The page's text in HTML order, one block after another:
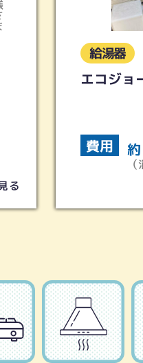
る
給湯器
エコジ
費用 約